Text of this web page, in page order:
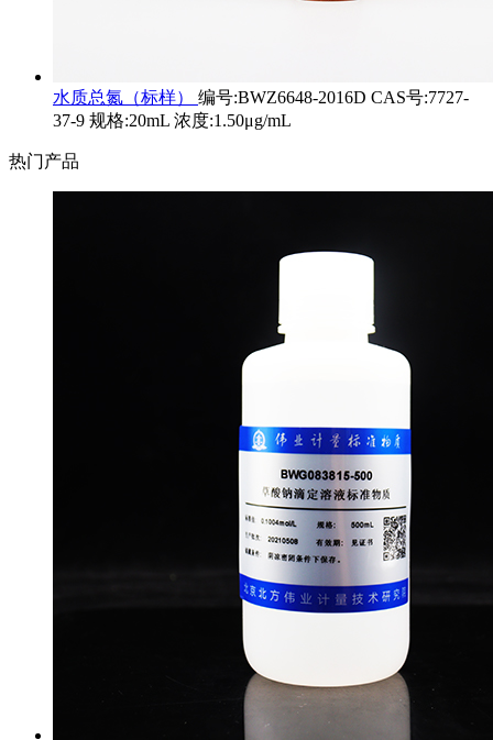
水质总氮（标样） 编号:BWZ6648-2016D CAS号:7727-
37-9 规格:20mL 浓度:1.50μg/mL
热门产品